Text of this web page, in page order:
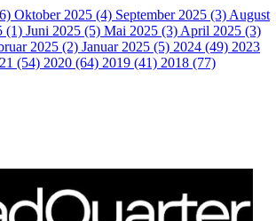
Oktober 2025 (4) September 2025 (3) August
(1) Juni 2025 (5) Mai 2025 (3) April 2025 (3)
2025 (2) Januar 2025 (5) 2024 (49) 2023
(54) 2020 (64) 2019 (41) 2018 (77)